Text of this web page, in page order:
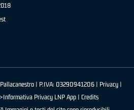
| P.IVA: 03290941206 | Privacy|
Privacy LNP App | Credits